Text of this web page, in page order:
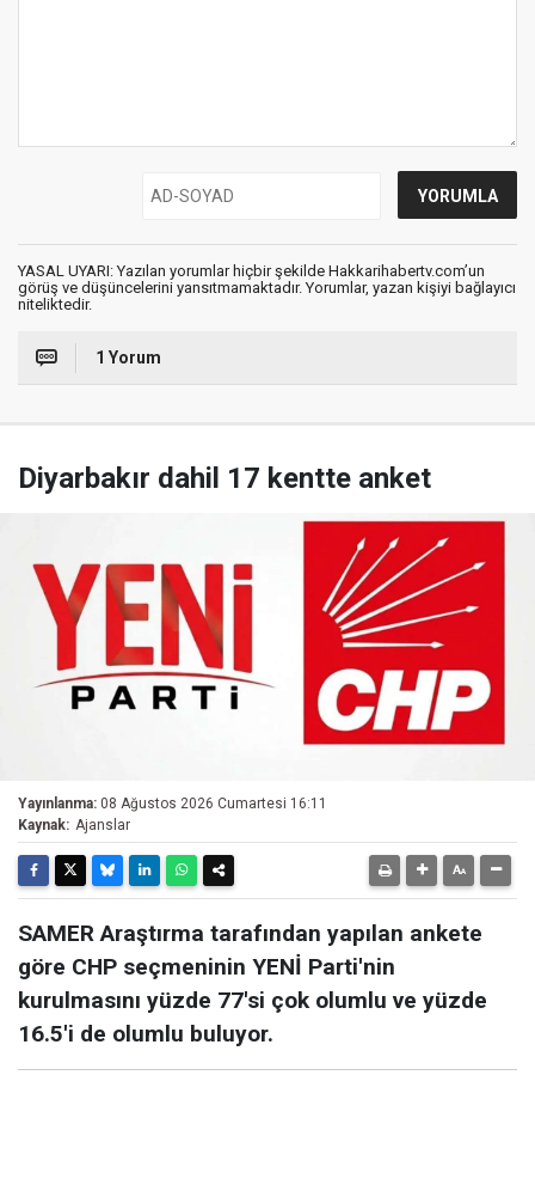
YASAL UYARI: Yazılan yorumlar hiçbir şekilde Hakkarihabertv.com’un
görüş ve düşüncelerini yansıtmamaktadır. Yorumlar, yazan kişiyi bağlayıcı
niteliktedir.
1 Yorum
Diyarbakır dahil 17 kentte anket
Yayınlanma: 08 Ağustos 2026 Cumartesi 16:11
Kaynak: Ajanslar
SAMER Araştırma tarafından yapılan ankete
göre CHP seçmeninin YENİ Parti'nin
kurulmasını yüzde 77'si çok olumlu ve yüzde
16.5'i de olumlu buluyor.